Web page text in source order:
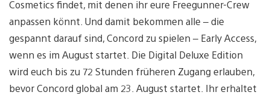
Cosmetics findet, mit denen ihr eure Freegunner-Crew
anpassen könnt. Und damit bekommen alle – die
gespannt darauf sind, Concord zu spielen – Early Access,
wenn es im August startet. Die Digital Deluxe Edition
wird euch bis zu 72 Stunden früheren Zugang erlauben,
bevor Concord global am 23. August startet. Ihr erhaltet